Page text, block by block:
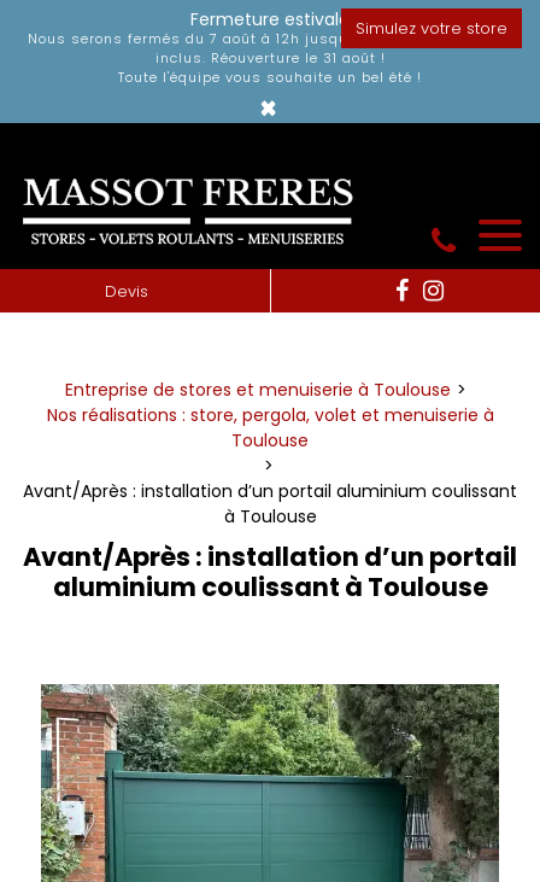
Fermeture estivale
Nous serons fermés du 7 août à 12h jusqu'au dimanche 30 août
inclus. Réouverture le 31 août !
Toute l'équipe vous souhaite un bel été !
×
Simulez votre store
Devis
Entreprise de stores et menuiserie à Toulouse
Nos réalisations : store, pergola, volet et menuiserie à
Toulouse
Avant/Après : installation d’un portail aluminium coulissant
à Toulouse
Avant/Après : installation d’un portail
aluminium coulissant à Toulouse
Panneau de gestion des cookies